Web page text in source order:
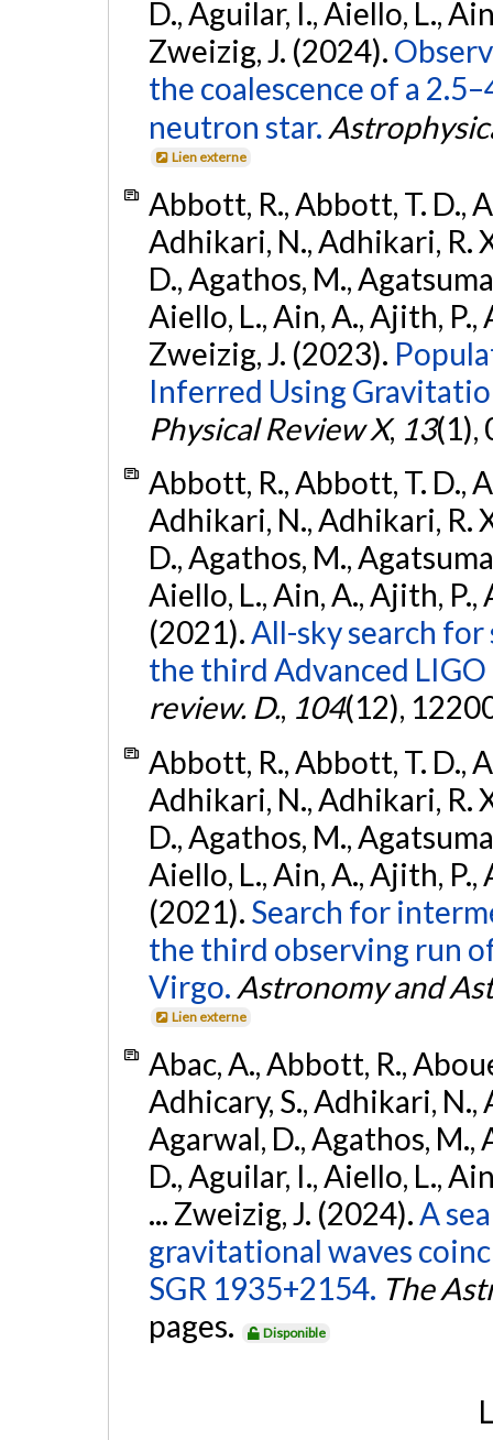
D., Aguilar, I., Aiello, L.,
Zweizig, J. (2024).
the coalescence of a
neutron star.
Lien externe
Abbott, R., Abbott, T. D.,
Adhikari, N., Adhikari, R.
D., Agathos, M.,
Aiello, L., Ain, A., Ajith, P.,
Zweizig, J. (2023).
Inferred Using
Physical Review X, 13(1),
Abbott, R., Abbott, T. D.,
Adhikari, N., Adhikari, R.
D., Agathos, M.,
Aiello, L., Ain, A., Ajith, P.,
(2021).All-sky search
the third Advanced
review. D., 104(12),
Abbott, R., Abbott, T. D.,
Adhikari, N., Adhikari, R.
D., Agathos, M.,
Aiello, L., Ain, A., Ajith, P.,
(2021). Search for
the third observing run
Virgo. Astronomy and
Lien externe
Abac, A., Abbott, R.,
Adhicary, S., Adhikari, N.,
Agarwal, D., Agathos, M.,
D., Aguilar, I., Aiello, L.,
... Zweizig, J. (2024).A
gravitational waves
SGR 1935+2154. The
pages.
Disponible